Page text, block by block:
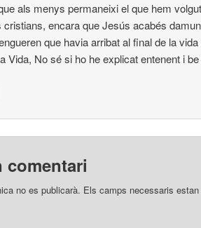
als menys permaneixi el que hem
cristians, encara que Jesús acabés
que havia arribat al final de la
Vida, No sé si ho he explicat entenent i
comentari
no es publicarà. Els camps necessaris